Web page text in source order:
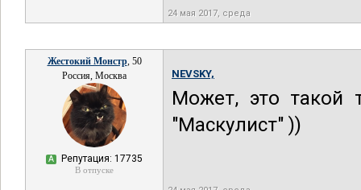
24 мая 2017, среда
Жестокий Монстр, 50
Россия, Москва
А Репутация: 17735
В отпуске
NEVSKY,
Может, это такой
"Маскулист" ))